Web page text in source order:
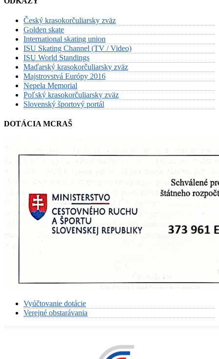
Český krasokorčuliarsky zväz
Golden skate
International skating union
ISU Skating Channel (TV / Video)
ISU World Standings
Maďarský krasokorčuliarsky zväz
Majstrovstvá Európy 2016
Nepela Memorial
Poľský krasokorčuliarsky zväz
Slovenský športový portál
DOTÁCIA MCRAŠ
Vyúčtovanie dotácie
Verejné obstarávania